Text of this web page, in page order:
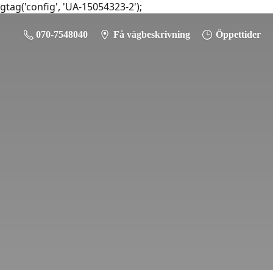
gtag('config', 'UA-15054323-2');
070-7548040 Få vägbeskrivning Öppettider